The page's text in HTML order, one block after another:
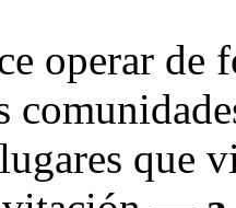
operar de
que